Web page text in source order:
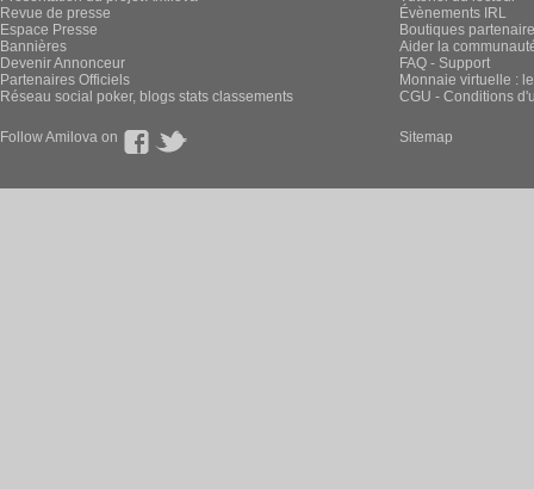
Revue de presse
Espace Presse
Bannières
Devenir Annonceur
Partenaires Officiels
Réseau social poker, blogs stats classements
Évènements IRL
Boutiques
Aider la
FAQ - Support
Monnaie virtuelle :
CGU - Conditions
Follow Amilova on Sitemap